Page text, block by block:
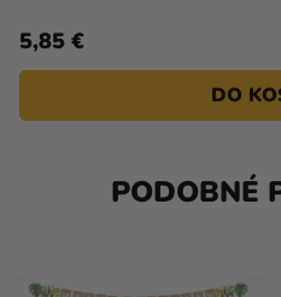
5,85 €
DO
PODOBNÉ